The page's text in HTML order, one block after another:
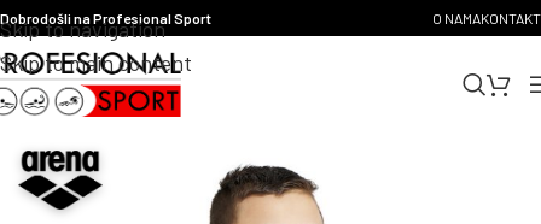
Skip to navigation
Skip to main content
Dobrodošli na Profesional Sport O NAMAKONTAKT